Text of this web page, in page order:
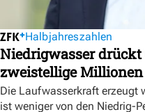
Halbjahreszahlen
Niedrigwasser
zweistellige Millionen
Die Laufwasserkraft erzeugt
ist weniger von den Niedrig-